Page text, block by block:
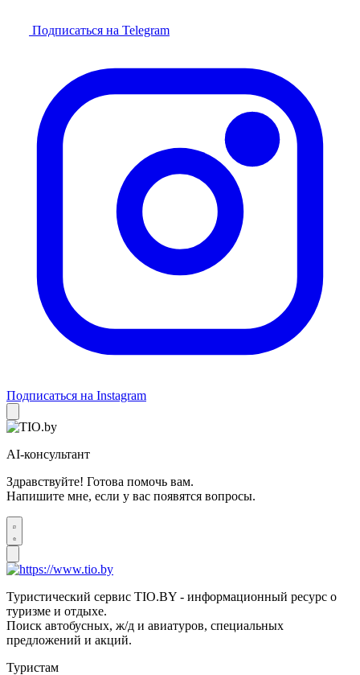
Подписаться на Telegram
Подписаться на Instagram
AI-консультант
Здравствуйте! Готова помочь вам.
Напишите мне, если у вас появятся вопросы.
Туристический сервис TIO.BY - информационный ресурс о
туризме и отдыхе.
Поиск автобусных, ж/д и авиатуров, специальных
предложений и акций.
Туристам